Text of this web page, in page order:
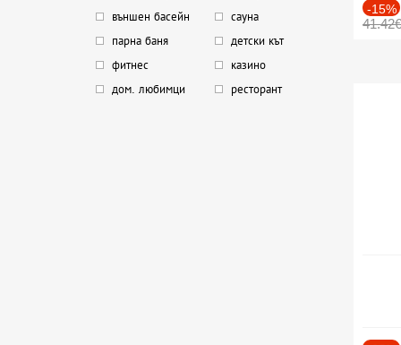
външен басейн
сауна
парна баня
детски кът
фитнес
казино
дом. любимци
ресторант
-15%
41.42€